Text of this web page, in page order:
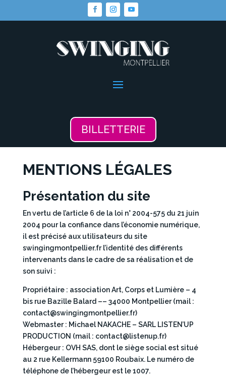
BILLETTERIE
MENTIONS LÉGALES
Présentation du site
En vertu de l’article 6 de la loi n° 2004-575 du 21 juin
2004 pour la confiance dans l’économie numérique,
il est précisé aux utilisateurs du site
swingingmontpellier.fr l’identité des différents
intervenants dans le cadre de sa réalisation et de
son suivi :
Propriétaire : association Art, Corps et Lumière – 4
bis rue Bazille Balard –– 34000 Montpellier (mail :
contact@swingingmontpellier.fr)
Webmaster : Michael NAKACHE – SARL LISTEN’UP
PRODUCTION (mail : contact@listenup.fr)
Hébergeur : OVH SAS, dont le siège social est situé
au 2 rue Kellermann 59100 Roubaix. Le numéro de
téléphone de l’hébergeur est le 1007.